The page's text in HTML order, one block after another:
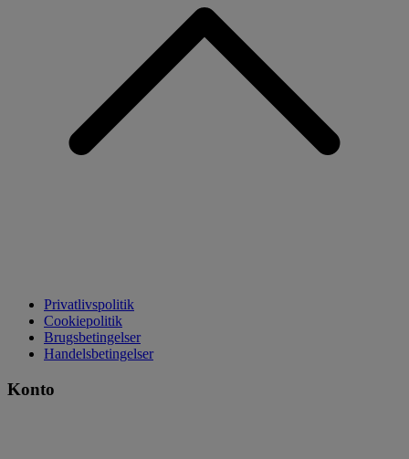
Privatlivspolitik
Cookiepolitik
Brugsbetingelser
Handelsbetingelser
Konto